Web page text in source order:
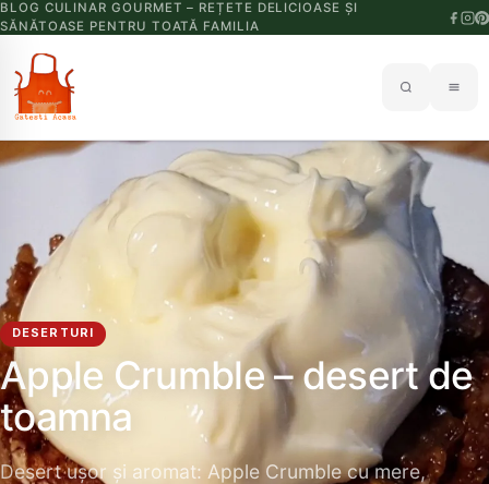
BLOG CULINAR GOURMET – REȚETE DELICIOASE ȘI
SĂNĂTOASE PENTRU TOATĂ FAMILIA
DESERTURI
Apple Crumble – desert de
toamna
Desert ușor și aromat: Apple Crumble cu mere,